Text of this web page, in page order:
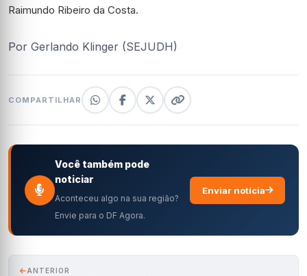
Raimundo Ribeiro da Costa.
Por Gerlando Klinger (SEJUDH)
COMPARTILHAR
Você também pode
noticiar
Aconteceu algo na sua região?
Envie para o DF Agora.
Enviar notícia
ANTERIOR